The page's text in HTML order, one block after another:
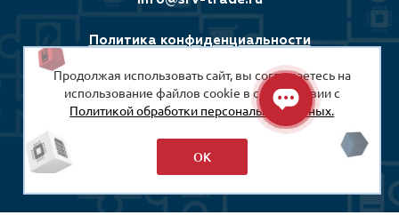
Политика конфиденциальности
Соглашение на обработку персональных данных
© 2008-2026
ООО «СРВ-Трейд»
Продолжая использовать сайт, вы соглашаетесь на
использование файлов cookie в соответствии с
Политикой обработки персональных данных.
ОК